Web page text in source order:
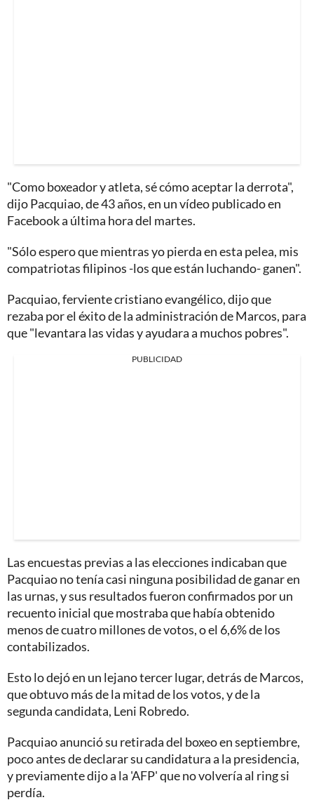
"Como boxeador y atleta, sé cómo aceptar la derrota",
dijo Pacquiao, de 43 años, en un vídeo publicado en
Facebook a última hora del martes.
"Sólo espero que mientras yo pierda en esta pelea, mis
compatriotas filipinos -los que están luchando- ganen".
Pacquiao, ferviente cristiano evangélico, dijo que
rezaba por el éxito de la administración de Marcos, para
que "levantara las vidas y ayudara a muchos pobres".
PUBLICIDAD
Las encuestas previas a las elecciones indicaban que
Pacquiao no tenía casi ninguna posibilidad de ganar en
las urnas, y sus resultados fueron confirmados por un
recuento inicial que mostraba que había obtenido
menos de cuatro millones de votos, o el 6,6% de los
contabilizados.
Esto lo dejó en un lejano tercer lugar, detrás de Marcos,
que obtuvo más de la mitad de los votos, y de la
segunda candidata, Leni Robredo.
Pacquiao anunció su retirada del boxeo en septiembre,
poco antes de declarar su candidatura a la presidencia,
y previamente dijo a la 'AFP' que no volvería al ring si
perdía.